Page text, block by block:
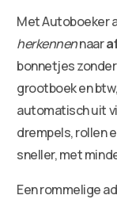
Met Autoboeker
herkennennaar
bonnetjes
grootboek en
automatisch uit
drempels, rollen
sneller, met
Een rommelige